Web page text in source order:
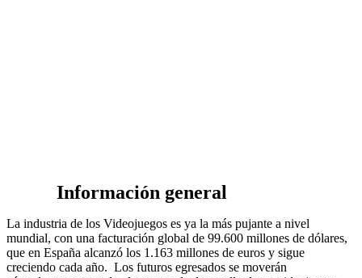
Información general
La industria de los Videojuegos es ya la más pujante a nivel
mundial, con una facturación global de 99.600 millones de dólares,
que en España alcanzó los 1.163 millones de euros y sigue
creciendo cada año. Los futuros egresados se moverán